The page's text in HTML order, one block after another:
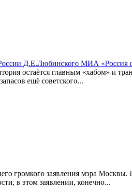
Д.Е.Любинского МИА «Россия
остаётся главным «хабом» и
ещё советского...
громкого заявления мэра
в этом заявлении, конечно...